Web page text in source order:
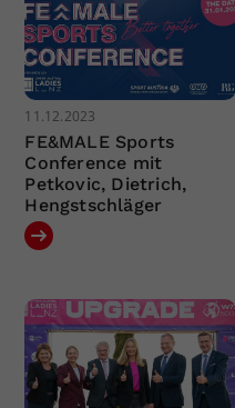
11.12.2023
FE&MALE Sports
Conference mit
Petkovic, Dietrich,
Hengstschläger